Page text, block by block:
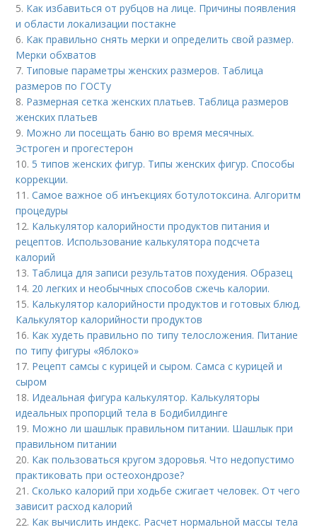
5. Как избавиться от рубцов на лице. Причины появления
и области локализации постакне
6. Как правильно снять мерки и определить свой размер.
Мерки обхватов
7. Типовые параметры женских размеров. Таблица
размеров по ГОСТу
8. Размерная сетка женских платьев. Таблица размеров
женских платьев
9. Можно ли посещать баню во время месячных.
Эстроген и прогестерон
10. 5 типов женских фигур. Типы женских фигур. Способы
коррекции.
11.Самое важное об инъекциях ботулотоксина. Алгоритм
процедуры
12. Калькулятор калорийности продуктов питания и
рецептов. Использование калькулятора подсчета
калорий
13. Таблица для записи результатов похудения. Образец
14. 20 легких и необычных способов сжечь калории.
15. Калькулятор калорийности продуктов и готовых блюд.
Калькулятор калорийности продуктов
16. Как худеть правильно по типу телосложения. Питание
по типу фигуры «Яблоко»
17. Рецепт самсы с курицей и сыром. Самса с курицей и
сыром
18. Идеальная фигура калькулятор. Калькуляторы
идеальных пропорций тела в Бодибилдинге
19. Можно ли шашлык правильном питании. Шашлык при
правильном питании
20. Как пользоваться кругом здоровья. Что недопустимо
практиковать при остеохондрозе?
21.Сколько калорий при ходьбе сжигает человек. От чего
зависит расход калорий
22. Как вычислить индекс. Расчет нормальной массы тела